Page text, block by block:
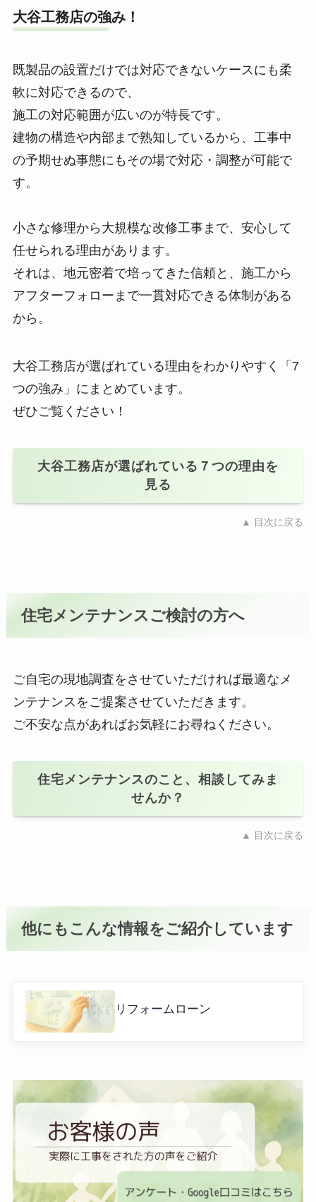
大谷工務店の強み！
既製品の設置だけでは対応できないケースにも柔
軟に対応できるので、
施工の対応範囲が広いのが特長です。
建物の構造や内部まで熟知しているから、工事中
の予期せぬ事態にもその場で対応・調整が可能で
す。
小さな修理から大規模な改修工事まで、安心して
任せられる理由があります。
それは、地元密着で培ってきた信頼と、施工から
アフターフォローまで一貫対応できる体制がある
から。
大谷工務店が選ばれている理由をわかりやすく「7
つの強み」にまとめています。
ぜひご覧ください！
大谷工務店が選ばれている７つの理由を
見る
▲ 目次に戻る
住宅メンテナンスご検討の方へ
ご自宅の現地調査をさせていただければ最適なメ
ンテナンスをご提案させていただきます。
ご不安な点があればお気軽にお尋ねください。
住宅メンテナンスのこと、相談してみま
せんか？
▲ 目次に戻る
他にもこんな情報をご紹介しています
リフォームローン